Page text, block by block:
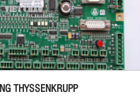
THYSSENKRUPP